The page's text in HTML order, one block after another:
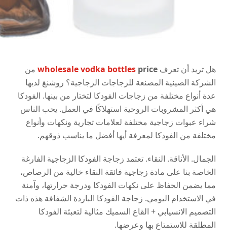
هل تريد أن تعرف wholesale vodka bottles
price
من
الشركة الصينية المصنعة للزجاجات الزجاجية؟ روشنغ لديها
عدة أنواع مختلفة من زجاجات الفودكا لتختار من بينها. الفودكا
هي أكثر المشروبات الروحية استهلاكًا في العمل. يحب الناس
شراء عبوات زجاجية مختلفة لعلامات تجارية ونكهات وأنواع
مختلفة من الفودكا لمعرفة أيها أفضل ما يناسب ذوقهم.
الجمال. الأناقة. النقاء. تعتمد زجاجة الفودكا الزجاجية الفارغة
الخاصة بنا على مادة زجاجية فائقة النقاء خالية من الرصاص،
مما يضمن الحفاظ على نكهات الفودكا ودرجة حرارتها، وآمنة
في الاستخدام اليومي. زجاجة الفودكا الباردة الشفافة هذه ذات
التصميم الانسيابي + القاع السميك مثالية لتعبئة الفودكا
المطلقة للاستمتاع بها وعرضها.